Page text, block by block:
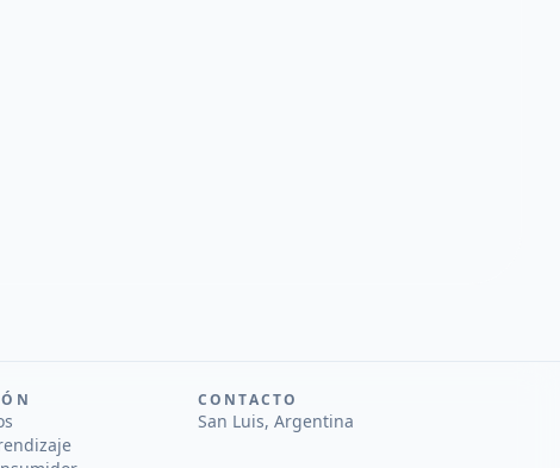
CONTACTO
San Luis, Argentina